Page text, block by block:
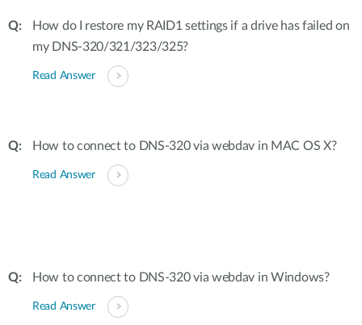
Support Portal
How do I restore my RAID1 settings if a drive has failed on
my DNS-320/321/323/325?
Read Answer
How to connect to DNS-320 via webdav in MAC OS X?
Read Answer
How to connect to DNS-320 via webdav in Windows?
Read Answer